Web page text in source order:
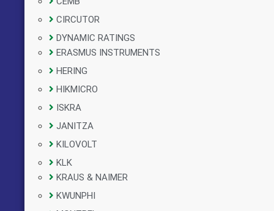
CIRCUTOR
DYNAMIC RATINGS
ERASMUS INSTRUMENTS
HERING
HIKMICRO
ISKRA
JANITZA
KILOVOLT
KLK
KRAUS & NAIMER
KWUNPHI